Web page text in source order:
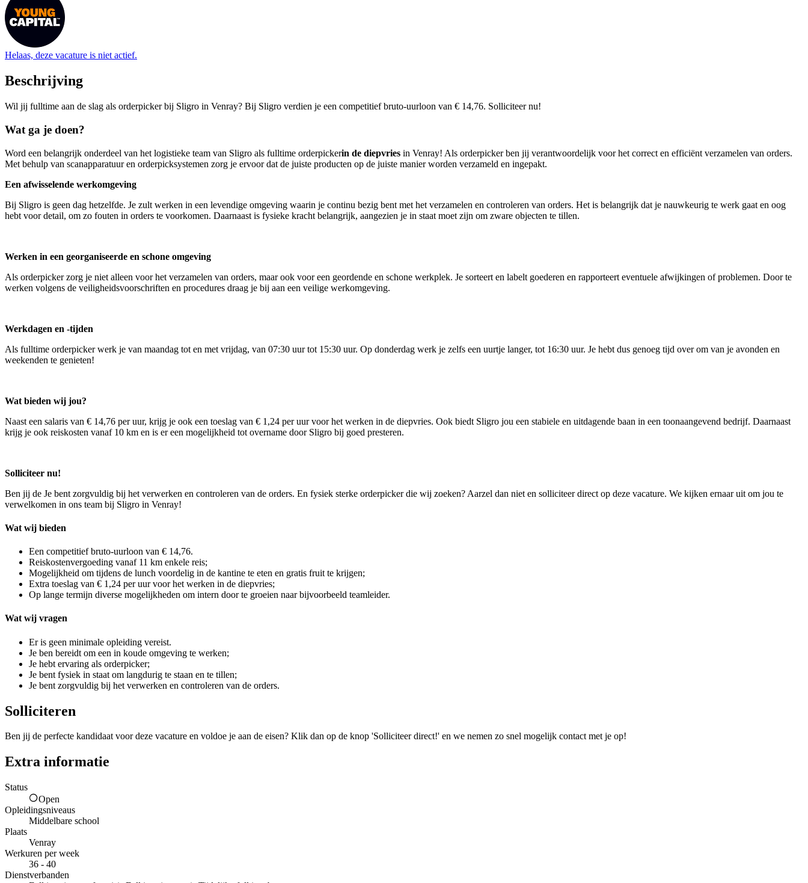
Helaas, deze vacature is niet actief.
Beschrijving
Wil jij fulltime aan de slag als orderpicker bij Sligro in Venray? Bij Sligro verdien je een competitief bruto-uurloon van € 14,76. Solliciteer nu!
Wat ga je doen?
Word een belangrijk onderdeel van het logistieke team van Sligro als fulltime orderpickerin de diepvries in Venray! Als orderpicker ben jij verantwoordelijk voor het correct en efficiënt verzamelen van orders.
Met behulp van scanapparatuur en orderpicksystemen zorg je ervoor dat de juiste producten op de juiste manier worden verzameld en ingepakt.
Een afwisselende werkomgeving
Bij Sligro is geen dag hetzelfde. Je zult werken in een levendige omgeving waarin je continu bezig bent met het verzamelen en controleren van orders. Het is belangrijk dat je nauwkeurig te werk gaat en oog
hebt voor detail, om zo fouten in orders te voorkomen. Daarnaast is fysieke kracht belangrijk, aangezien je in staat moet zijn om zware objecten te tillen.
Werken in een georganiseerde en schone omgeving
Als orderpicker zorg je niet alleen voor het verzamelen van orders, maar ook voor een geordende en schone werkplek. Je sorteert en labelt goederen en rapporteert eventuele afwijkingen of problemen. Door te
werken volgens de veiligheidsvoorschriften en procedures draag je bij aan een veilige werkomgeving.
Werkdagen en -tijden
Als fulltime orderpicker werk je van maandag tot en met vrijdag, van 07:30 uur tot 15:30 uur. Op donderdag werk je zelfs een uurtje langer, tot 16:30 uur. Je hebt dus genoeg tijd over om van je avonden en
weekenden te genieten!
Wat bieden wij jou?
Naast een salaris van € 14,76 per uur, krijg je ook een toeslag van € 1,24 per uur voor het werken in de diepvries. Ook biedt Sligro jou een stabiele en uitdagende baan in een toonaangevend bedrijf. Daarnaast
krijg je ook reiskosten vanaf 10 km en is er een mogelijkheid tot overname door Sligro bij goed presteren.
Solliciteer nu!
Ben jij de Je bent zorgvuldig bij het verwerken en controleren van de orders. En fysiek sterke orderpicker die wij zoeken? Aarzel dan niet en solliciteer direct op deze vacature. We kijken ernaar uit om jou te
verwelkomen in ons team bij Sligro in Venray!
Wat wij bieden
Een competitief bruto-uurloon van € 14,76.
Reiskostenvergoeding vanaf 11 km enkele reis;
Mogelijkheid om tijdens de lunch voordelig in de kantine te eten en gratis fruit te krijgen;
Extra toeslag van € 1,24 per uur voor het werken in de diepvries;
Op lange termijn diverse mogelijkheden om intern door te groeien naar bijvoorbeeld teamleider.
Wat wij vragen
Er is geen minimale opleiding vereist.
Je ben bereidt om een in koude omgeving te werken;
Je hebt ervaring als orderpicker;
Je bent fysiek in staat om langdurig te staan en te tillen;
Je bent zorgvuldig bij het verwerken en controleren van de orders.
Solliciteren
Ben jij de perfecte kandidaat voor deze vacature en voldoe je aan de eisen? Klik dan op de knop 'Solliciteer direct!' en we nemen zo snel mogelijk contact met je op!
Extra informatie
Status
Open
Opleidingsniveaus
Middelbare school
Plaats
Venray
Werkuren per week
36 - 40
Dienstverbanden